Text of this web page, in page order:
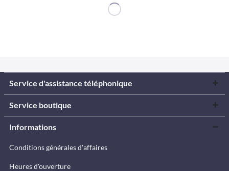
Service d'assistance téléphonique
Service boutique
Informations
Conditions générales d'affaires
Heures d'ouverture